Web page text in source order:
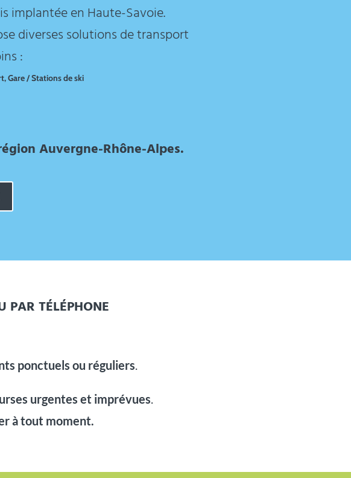
implantée en Haute-Savoie.
diverses solutions de transport
:
Gare / Stations de ski
Auvergne-Rhône-Alpes.
PAR TÉLÉPHONE
ponctuels ou réguliers.
urgentes et imprévues.
à tout moment.